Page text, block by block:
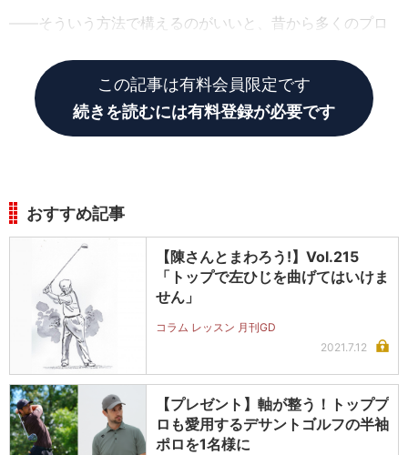
――そういう方法で構えるのがいいと、昔から多くのプロ
この記事は有料会員限定です
続きを読むには有料登録が必要です
おすすめ記事
【陳さんとまわろう!】Vol.215
「トップで左ひじを曲げてはいけま
せん」
コラム レッスン 月刊GD
2021.7.12
【プレゼント】軸が整う！トッププ
ロも愛用するデサントゴルフの半袖
ポロを1名様に